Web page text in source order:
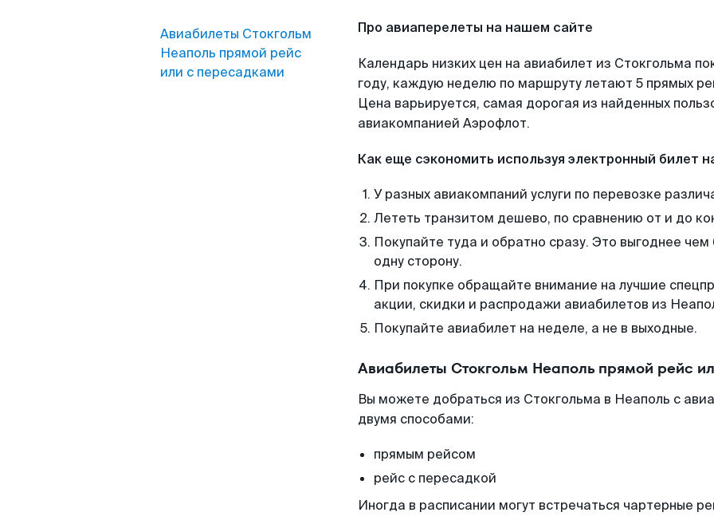
Авиабилеты Стокгольм
Неаполь прямой рейс
или с пересадками
Про авиаперелеты на нашем сайте
Календарь низких цен на авиабилет из Стокгольма
году, каждую неделю по маршруту летают 5 прямых
Цена варьируется, самая дорогая из найденных
авиакомпанией Аэрофлот.
Как еще сэкономить используя электронный билет
У разных авиакомпаний услуги по перевозке
Лететь транзитом дешево, по сравнению от и до
Покупайте туда и обратно сразу. Это выгоднее
одну сторону.
При покупке обращайте внимание на лучшие
акции, скидки и распродажи авиабилетов из
Покупайте авиабилет на неделе, а не в выходные.
Авиабилеты Стокгольм Неаполь прямой рейс
Вы можете добраться из Стокгольма в Неаполь с
двумя способами:
прямым рейсом
рейс с пересадкой
Иногда в расписании могут встречаться чартерные